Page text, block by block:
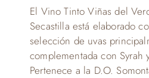
El Vino Tinto Viñas del
Secastilla está elaborado
selección de uvas
complementada con Syrah
Pertenece a la D.O.